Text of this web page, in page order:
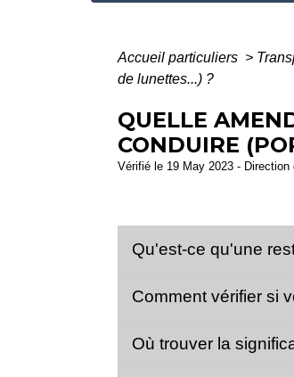
Accueil particuliers >
de lunettes...) ?
QUELLE
CONDUIRE
Vérifié le 19 May 2023 -
Qu'est-ce qu'une
Comment vérifier si
Où trouver la